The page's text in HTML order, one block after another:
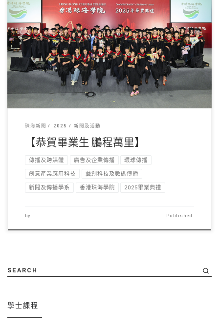
本校於上周末舉行第七 […]
珠海新聞 2025 新聞及活動
【恭賀畢業生 鵬程萬里】
傳播及跨媒體 廣告及企業傳播 環球傳播
創意產業應用科技 藝創科技及數碼傳播
新聞及傳播學系 香港珠海學院 2025畢業典禮
by Published
SEARCH
學士課程